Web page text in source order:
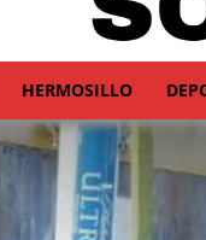
HERMOSILLO